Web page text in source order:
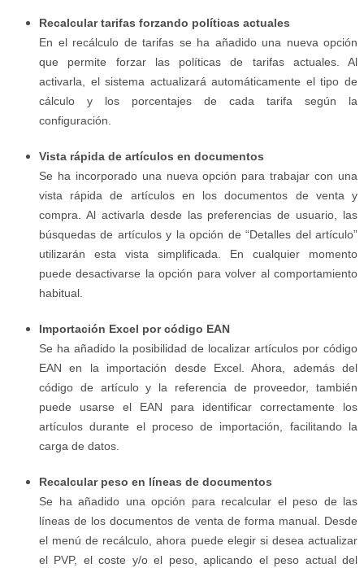
Recalcular tarifas forzando políticas actuales
En el recálculo de tarifas se ha añadido una nueva opción
que permite forzar las políticas de tarifas actuales. Al
activarla, el sistema actualizará automáticamente el tipo de
cálculo y los porcentajes de cada tarifa según la
configuración.
Vista rápida de artículos en documentos
Se ha incorporado una nueva opción para trabajar con una
vista rápida de artículos en los documentos de venta y
compra. Al activarla desde las preferencias de usuario, las
búsquedas de artículos y la opción de “Detalles del artículo”
utilizarán esta vista simplificada. En cualquier momento
puede desactivarse la opción para volver al comportamiento
habitual.
Importación Excel por código EAN
Se ha añadido la posibilidad de localizar artículos por código
EAN en la importación desde Excel. Ahora, además del
código de artículo y la referencia de proveedor, también
puede usarse el EAN para identificar correctamente los
artículos durante el proceso de importación, facilitando la
carga de datos.
Recalcular peso en líneas de documentos
Se ha añadido una opción para recalcular el peso de las
líneas de los documentos de venta de forma manual. Desde
el menú de recálculo, ahora puede elegir si desea actualizar
el PVP, el coste y/o el peso, aplicando el peso actual del